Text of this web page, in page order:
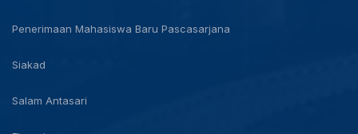
Penerimaan Mahasiswa Baru Pascasarjana
Siakad
Salam Antasari